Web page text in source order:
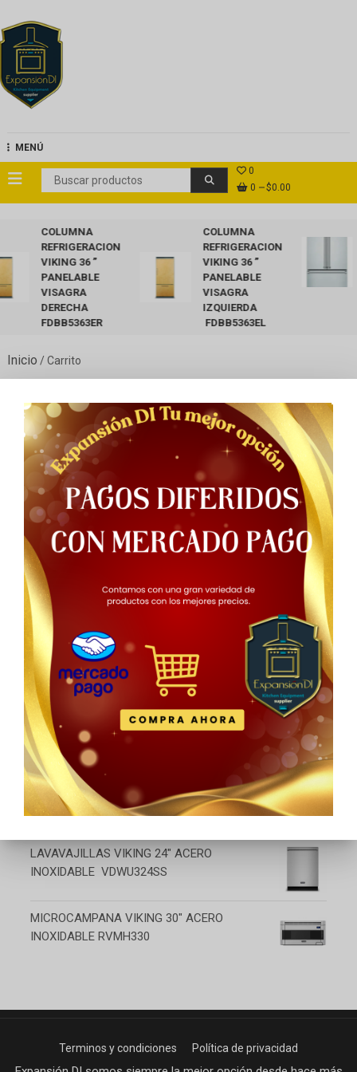
contenido
MENÚ
0
0
$0.00
COLUMNA
REFRIGERACION
VIKING 36 ”
PANELABLE
VISAGRA
DERECHA
FDBB5363ER
COLUMNA
REFRIGERACION
VIKING 36 ”
PANELABLE
VISAGRA
IZQUIERDA
FDBB5363EL
Inicio / Carrito
Carrito
Tu carrito está vacío.
Volver a la tienda
Productos
COLUMNA REFRIGERACION VIKING 36 "
PANELABLE VISAGRA DERECHA FDBB5363ER
COLUMNA REFRIGERACION VIKING 36 "
PANELABLE VISAGRA IZQUIERDA
FDBB5363EL
REFRIGERADOR VIKING 36" ACERO
INOXIDABLE RVFFR336SS
LAVAVAJILLAS VIKING 24" ACERO
INOXIDABLE VDWU324SS
MICROCAMPANA VIKING 30" ACERO
INOXIDABLE RVMH330
Terminos y condiciones Política de privacidad